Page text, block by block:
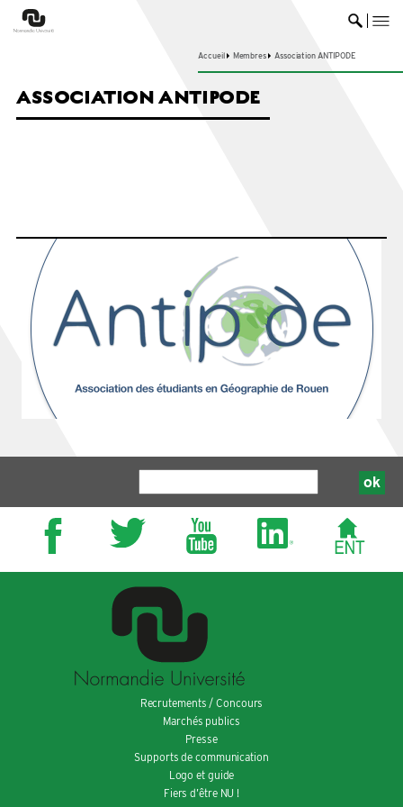
Accueil Membres Association ANTIPODE
ASSOCIATION ANTIPODE
Recrutements / Concours
Marchés publics
Presse
Supports de communication
Logo et guide
Fiers d’être NU !